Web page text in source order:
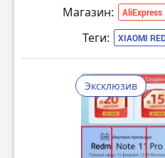
Магазин: AliExpress
Теги: XIAOMI
Эксклюзив